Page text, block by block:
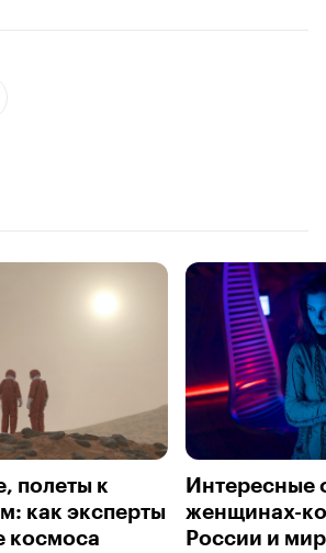
полеты к
как эксперты
космоса
Интересные
женщинах-
России и